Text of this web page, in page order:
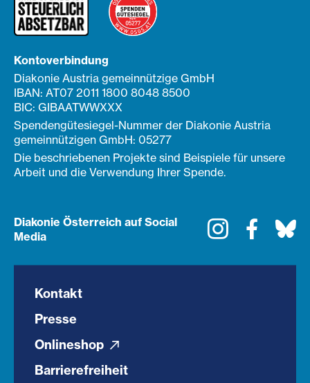
Kontoverbindung
Diakonie Austria gemeinnützige GmbH
IBAN: AT07 2011 1800 8048 8500
BIC: GIBAATWWXXX
Spendengütesiegel-Nummer der Diakonie Austria
gemeinnützigen GmbH: 05277
Die beschriebenen Projekte sind Beispiele für unsere
Arbeit und die Verwendung Ihrer Spende.
Diakonie Österreich auf Social
Media
Instagram
Kontakt
Presse
Onlineshop
Barrierefreiheit